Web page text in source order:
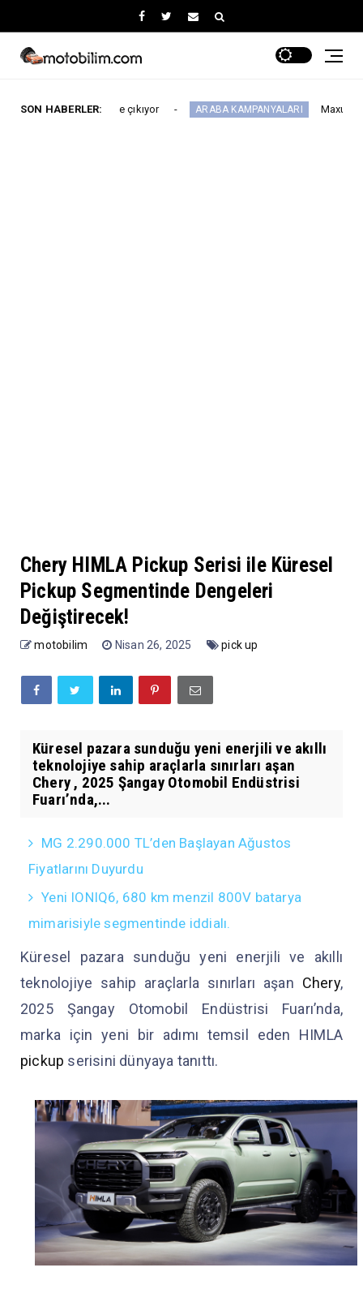
SON HABERLER:
64'e çıkıyor ARABA KAMPANYALARI Maxus Modellerinde
Chery HIMLA Pickup Serisi ile Küresel
Pickup Segmentinde Dengeleri
Değiştirecek!
motobilim Nisan 26, 2025 pick up
Küresel pazara sunduğu yeni enerjili ve akıllı
teknolojiye sahip araçlarla sınırları aşan
Chery , 2025 Şangay Otomobil Endüstrisi
Fuarı’nda,...
MG 2.290.000 TL’den Başlayan Ağustos
Fiyatlarını Duyurdu
Yeni IONIQ6, 680 km menzil 800V batarya
mimarisiyle segmentinde iddialı.
Küresel pazara sunduğu yeni enerjili ve akıllı
teknolojiye sahip araçlarla sınırları aşan Chery,
2025 Şangay Otomobil Endüstrisi Fuarı’nda,
marka için yeni bir adımı temsil eden HIMLA
pickup serisini dünyaya tanıttı.